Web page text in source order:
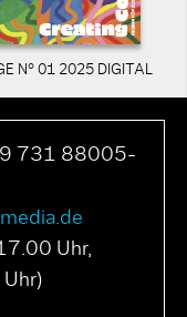
N° 01 2025 DIGITAL
731 88005-
Uhr,